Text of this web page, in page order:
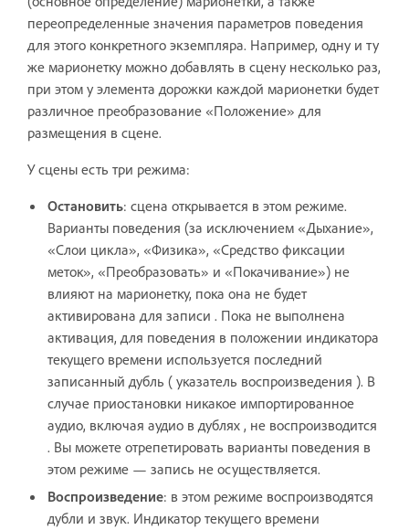
переопределенные значения параметров поведения
для этого конкретного экземпляра. Например, одну и ту
же марионетку можно добавлять в сцену несколько раз,
при этом у элемента дорожки каждой марионетки будет
различное преобразование «Положение» для
размещения в сцене.
У сцены есть три режима:
Остановить: сцена открывается в этом режиме.
Варианты поведения (за исключением «Дыхание»,
«Слои цикла», «Физика», «Средство фиксации
меток», «Преобразовать» и «Покачивание») не
влияют на марионетку, пока она не будет
активирована для записи . Пока не выполнена
активация, для поведения в положении индикатора
текущего времени используется последний
записанный дубль ( указатель воспроизведения ). В
случае приостановки никакое импортированное
аудио, включая аудио в дублях , не воспроизводится
. Вы можете отрепетировать варианты поведения в
этом режиме — запись не осуществляется.
Воспроизведение: в этом режиме воспроизводятся
дубли и звук. Индикатор текущего времени